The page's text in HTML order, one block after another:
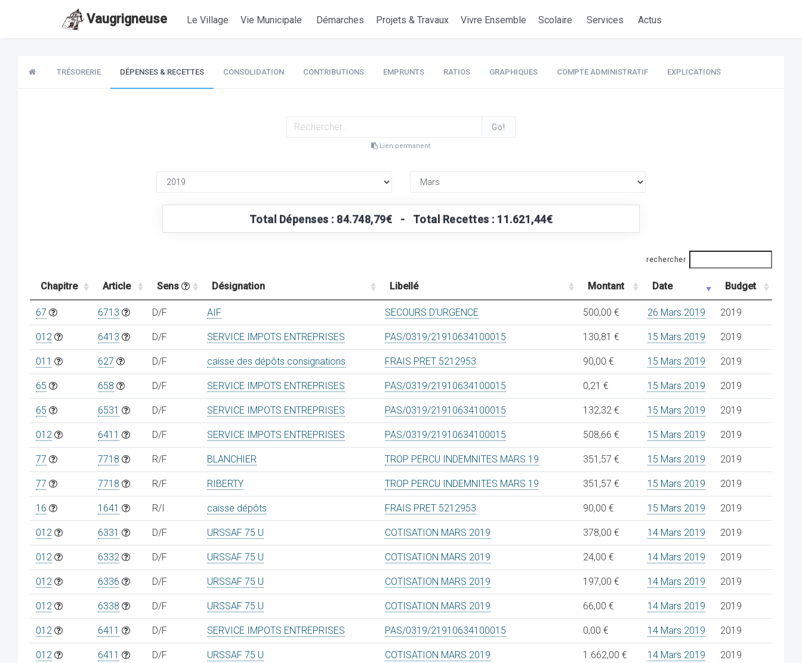
Vaugrigneuse Le Village Vie Municipale Démarches Projets & Travaux Vivre Ensemble Scolaire Services Actus
TRÉSORERIE DÉPENSES & RECETTES CONSOLIDATION CONTRIBUTIONS EMPRUNTS RATIOS GRAPHIQUES COMPTE ADMINISTRATIF EXPLICATIONS
Go!
Lien permanent
Total Dépenses : 84.748,79€ - Total Recettes : 11.621,44€
rechercher
Chapitre Article Sens Désignation Libellé Montant Date Budget
67 6713 D/F AIF SECOURS D'URGENCE 500,00 € 26 Mars 2019 2019
012 6413 D/F SERVICE IMPOTS ENTREPRISES PAS/0319/21910634100015 130,81 € 15 Mars 2019 2019
011 627 D/F caisse des dépôts consignations FRAIS PRET 5212953 90,00 € 15 Mars 2019 2019
65 658 D/F SERVICE IMPOTS ENTREPRISES PAS/0319/21910634100015 0,21 € 15 Mars 2019 2019
65 6531 D/F SERVICE IMPOTS ENTREPRISES PAS/0319/21910634100015 132,32 € 15 Mars 2019 2019
012 6411 D/F SERVICE IMPOTS ENTREPRISES PAS/0319/21910634100015 508,66 € 15 Mars 2019 2019
77 7718 R/F BLANCHIER TROP PERCU INDEMNITES MARS 19 351,57 € 15 Mars 2019 2019
77 7718 R/F RIBERTY TROP PERCU INDEMNITES MARS 19 351,57 € 15 Mars 2019 2019
16 1641 R/I caisse dépôts FRAIS PRET 5212953 90,00 € 15 Mars 2019 2019
012 6331 D/F URSSAF 75 U COTISATION MARS 2019 378,00 € 14 Mars 2019 2019
012 6332 D/F URSSAF 75 U COTISATION MARS 2019 24,00 € 14 Mars 2019 2019
012 6336 D/F URSSAF 75 U COTISATION MARS 2019 197,00 € 14 Mars 2019 2019
012 6338 D/F URSSAF 75 U COTISATION MARS 2019 66,00 € 14 Mars 2019 2019
012 6411 D/F SERVICE IMPOTS ENTREPRISES PAS/0319/21910634100015 0,00 € 14 Mars 2019 2019
012 6411 D/F URSSAF 75 U COTISATION MARS 2019 1.662,00 € 14 Mars 2019 2019